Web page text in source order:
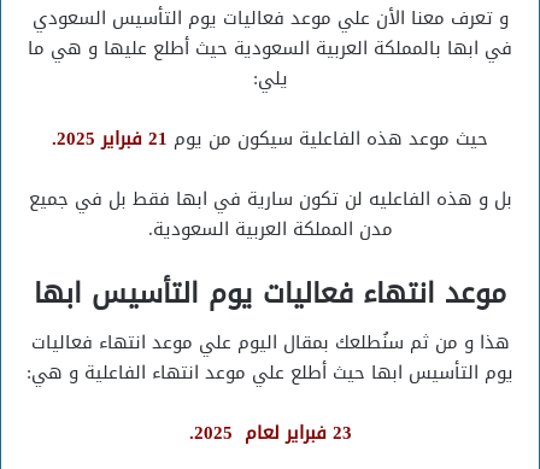
و تعرف معنا الأن علي موعد فعاليات يوم التأسيس السعودي
في ابها بالمملكة العربية السعودية حيث أطلع عليها و هي ما
يلي:
حيث موعد هذه الفاعلية سيكون من يوم 21 فبراير 2025.
بل و هذه الفاعليه لن تكون سارية في ابها فقط بل في جميع
مدن المملكة العربية السعودية.
موعد انتهاء فعاليات يوم التأسيس ابها
هذا و من ثم سنُطلعك بمقال اليوم علي موعد انتهاء فعاليات
يوم التأسيس ابها حيث أطلع علي موعد انتهاء الفاعلية و هي:
23 فبراير لعام 2025.